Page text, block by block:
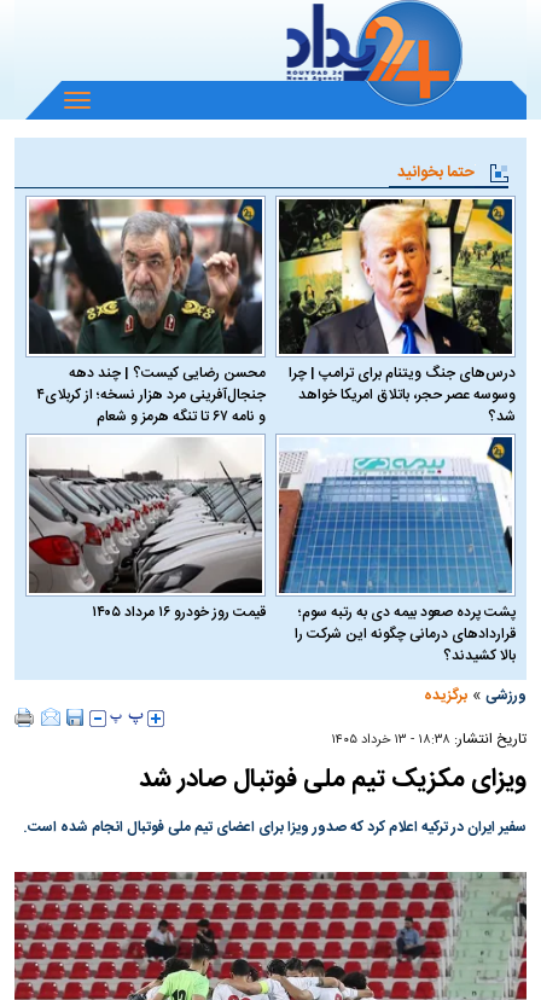
باز
و
منو
حتما بخوانید
درس‌های جنگ ویتنام برای ترامپ | چرا
وسوسه عصر حجر، باتلاق امریکا خواهد
شد؟
محسن رضایی کیست؟ | چند دهه
جنجال‌آفرینی مرد هزار نسخه؛ از کربلای۴
و نامه ۶۷ تا تنگه هرمز و شعام
پشت پرده صعود بیمه دی به رتبه سوم؛
قراردادهای درمانی چگونه این شرکت را
بالا کشیدند؟
قیمت روز خودرو ۱۶ مرداد ۱۴۰۵
ورزشی »برگزیده
تاریخ انتشار: ۱۸:۳۸ - ۱۳ خرداد ۱۴۰۵
ویزای مکزیک تیم ملی فوتبال صادر شد
سفیر ایران در ترکیه اعلام کرد که صدور ویزا برای اعضای تیم ملی فوتبال انجام شده است.